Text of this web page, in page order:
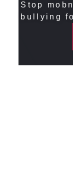
Stop
bullying